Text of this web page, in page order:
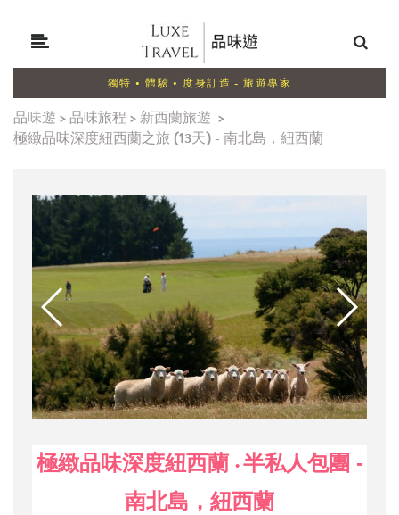
獨特 • 體驗 • 度身訂造 - 旅遊專家
品味遊 > 品味旅程 > 新西蘭旅遊 >
極緻品味深度紐西蘭之旅 (13天) - 南北島，紐西蘭
極緻品味深度紐西蘭 • 半私人包團 -
南北島， 紐西蘭